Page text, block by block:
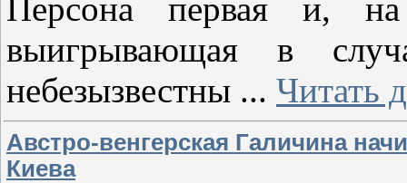
Персона первая и, на
выигрывающая в
небезызвестны ... Читать
Австро-венгерская Галичина
Киева